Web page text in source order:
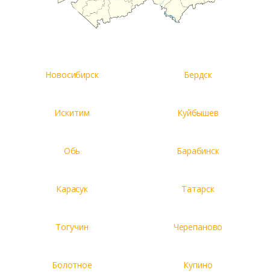
Новосибирск Бердск
Искитим Куйбышев
Обь Барабинск
Карасук Татарск
Тогучин Черепаново
Болотное Купино